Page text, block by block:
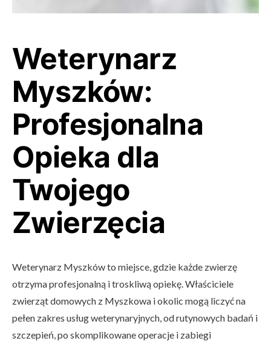
Weterynarz
Myszków:
Profesjonalna
Opieka dla
Twojego
Zwierzęcia
Weterynarz Myszków to miejsce, gdzie każde zwierzę
otrzyma profesjonalną i troskliwą opiekę. Właściciele
zwierząt domowych z Myszkowa i okolic mogą liczyć na
pełen zakres usług weterynaryjnych, od rutynowych badań i
szczepień, po skomplikowane operacje i zabiegi